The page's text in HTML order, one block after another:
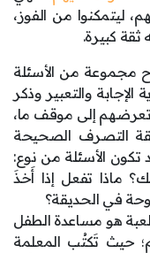
ليتمكنوا من الفوز،
كبيرة.
مجموعة من الأسئلة
والتعبير وذكر
تعرضهم إلى موقف ما،
التصرف الصحيحة
تكون الأسئلة من نوع:
ماذا تفعل إذا أَخذَ
في الحديقة؟
هو مساعدة الطفل
حيث تَكتُب المعلمة